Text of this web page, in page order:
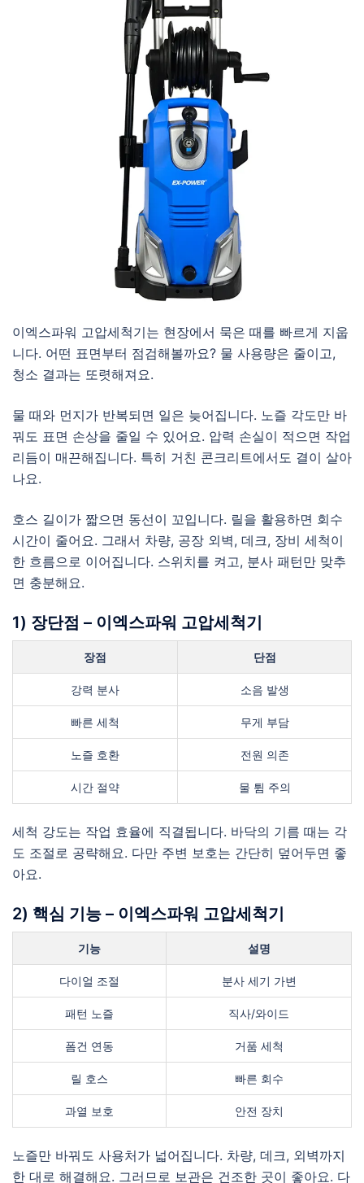
이엑스파워 고압세척기는 현장에서 묵은 때를 빠르게 지웁
니다. 어떤 표면부터 점검해볼까요? 물 사용량은 줄이고,
청소 결과는 또렷해져요.
물 때와 먼지가 반복되면 일은 늦어집니다. 노즐 각도만 바
꿔도 표면 손상을 줄일 수 있어요. 압력 손실이 적으면 작업
리듬이 매끈해집니다. 특히 거친 콘크리트에서도 결이 살아
나요.
호스 길이가 짧으면 동선이 꼬입니다. 릴을 활용하면 회수
시간이 줄어요. 그래서 차량, 공장 외벽, 데크, 장비 세척이
한 흐름으로 이어집니다. 스위치를 켜고, 분사 패턴만 맞추
면 충분해요.
1) 장단점 – 이엑스파워 고압세척기
장점 단점
강력 분사 소음 발생
빠른 세척 무게 부담
노즐 호환 전원 의존
시간 절약 물 튐 주의
세척 강도는 작업 효율에 직결됩니다. 바닥의 기름 때는 각
도 조절로 공략해요. 다만 주변 보호는 간단히 덮어두면 좋
아요.
2) 핵심 기능 – 이엑스파워 고압세척기
기능 설명
다이얼 조절 분사 세기 가변
패턴 노즐 직사/와이드
폼건 연동 거품 세척
릴 호스 빠른 회수
과열 보호 안전 장치
노즐만 바꿔도 사용처가 넓어집니다. 차량, 데크, 외벽까지
한 대로 해결해요. 그러므로 보관은 건조한 곳이 좋아요. 다